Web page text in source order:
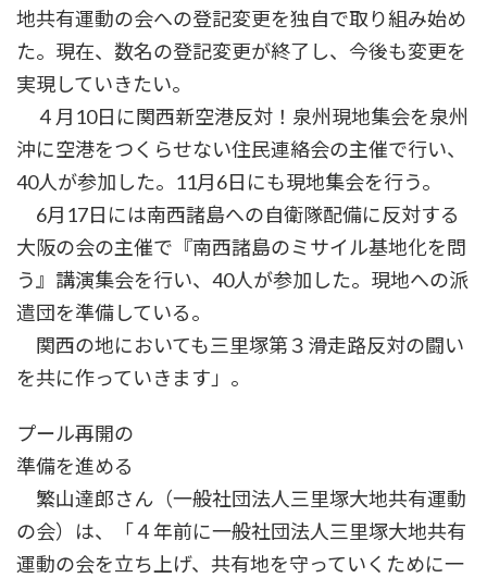
地共有運動の会への登記変更を独自で取り組み始め
た。現在、数名の登記変更が終了し、今後も変更を
実現していきたい。
４月10日に関西新空港反対！泉州現地集会を泉州
沖に空港をつくらせない住民連絡会の主催で行い、
40人が参加した。11月6日にも現地集会を行う。
6月17日には南西諸島への自衛隊配備に反対する
大阪の会の主催で『南西諸島のミサイル基地化を問
う』講演集会を行い、40人が参加した。現地への派
遣団を準備している。
関西の地においても三里塚第３滑走路反対の闘い
を共に作っていきます」。
プール再開の
準備を進める
繁山達郎さん（一般社団法人三里塚大地共有運動
の会）は、「４年前に一般社団法人三里塚大地共有
運動の会を立ち上げ、共有地を守っていくために一